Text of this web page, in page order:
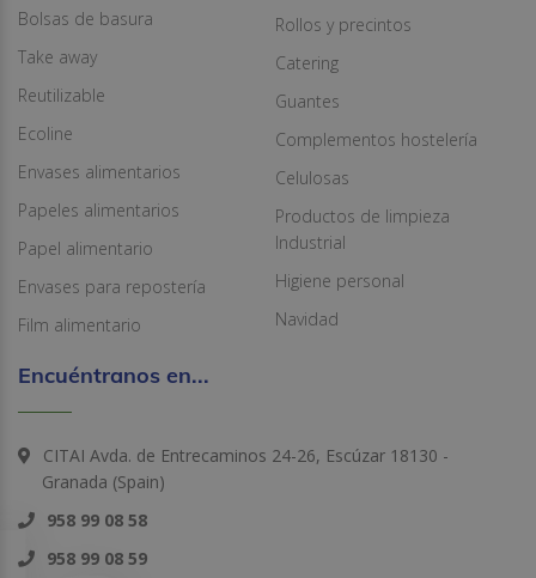
Bolsas de basura
Take away
Reutilizable
Ecoline
Envases alimentarios
Papeles alimentarios
Papel alimentario
Envases para repostería
Film alimentario
Rollos y precintos
Catering
Guantes
Complementos hostelería
Celulosas
Productos de limpieza
Industrial
Higiene personal
Navidad
Encuéntranos en...
CITAI Avda. de Entrecaminos 24-26, Escúzar 18130 -
Granada (Spain)
958 99 08 58
958 99 08 59